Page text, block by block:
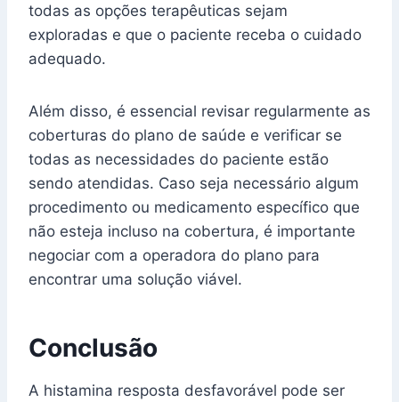
todas as opções terapêuticas sejam
exploradas e que o paciente receba o cuidado
adequado.
Além disso, é essencial revisar regularmente as
coberturas do plano de saúde e verificar se
todas as necessidades do paciente estão
sendo atendidas. Caso seja necessário algum
procedimento ou medicamento específico que
não esteja incluso na cobertura, é importante
negociar com a operadora do plano para
encontrar uma solução viável.
Conclusão
A histamina resposta desfavorável pode ser